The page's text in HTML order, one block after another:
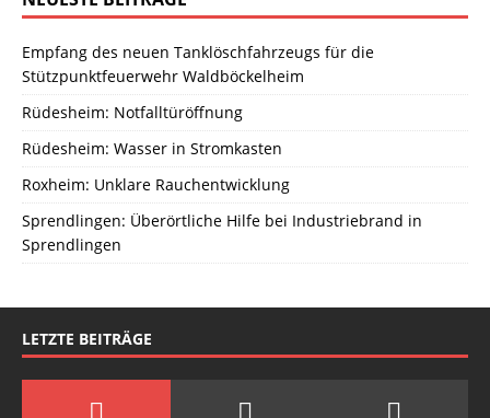
Empfang des neuen Tanklöschfahrzeugs für die
Stützpunktfeuerwehr Waldböckelheim
Rüdesheim: Notfalltüröffnung
Rüdesheim: Wasser in Stromkasten
Roxheim: Unklare Rauchentwicklung
Sprendlingen: Überörtliche Hilfe bei Industriebrand in
Sprendlingen
LETZTE BEITRÄGE